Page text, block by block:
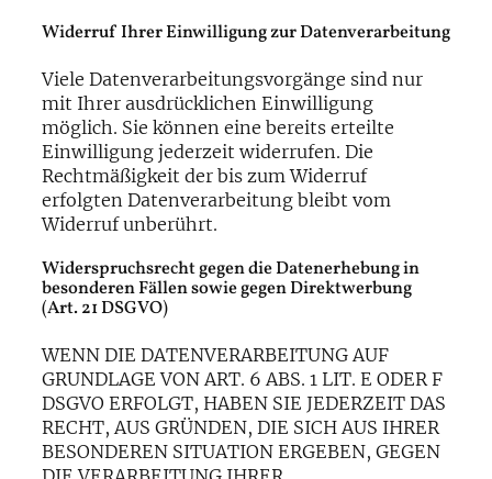
Widerruf Ihrer Einwilligung zur Datenverarbeitung
Viele Datenverarbeitungsvorgänge sind nur
mit Ihrer ausdrücklichen Einwilligung
möglich. Sie können eine bereits erteilte
Einwilligung jederzeit widerrufen. Die
Rechtmäßigkeit der bis zum Widerruf
erfolgten Datenverarbeitung bleibt vom
Widerruf unberührt.
Widerspruchsrecht gegen die Datenerhebung in
besonderen Fällen sowie gegen Direktwerbung
(Art. 21 DSGVO)
WENN DIE DATENVERARBEITUNG AUF
GRUNDLAGE VON ART. 6 ABS. 1 LIT. E ODER F
DSGVO ERFOLGT, HABEN SIE JEDERZEIT DAS
RECHT, AUS GRÜNDEN, DIE SICH AUS IHRER
BESONDEREN SITUATION ERGEBEN, GEGEN